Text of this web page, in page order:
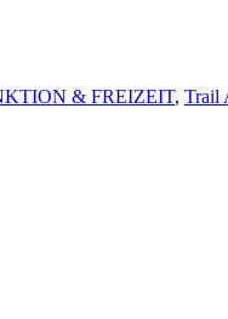
& FREIZEIT, Trail